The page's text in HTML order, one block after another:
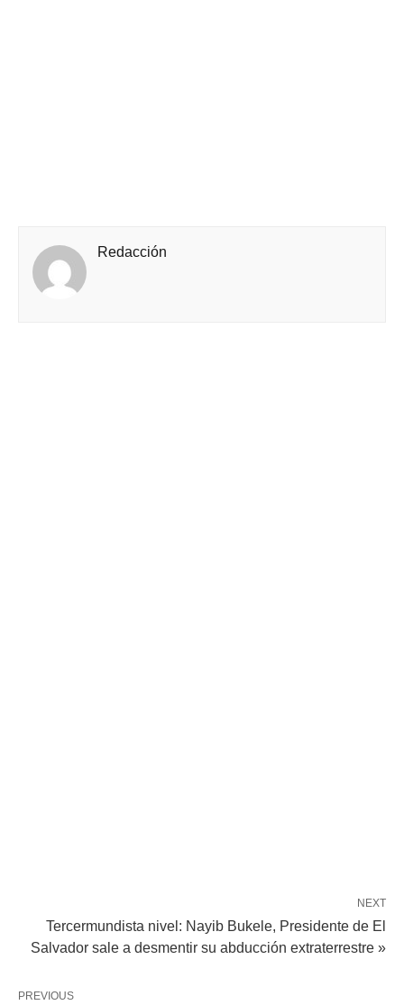
Redacción
NEXT
Tercermundista nivel: Nayib Bukele, Presidente de El
Salvador sale a desmentir su abducción extraterrestre »
PREVIOUS